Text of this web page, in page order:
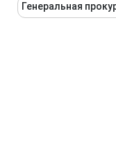
Генеральная